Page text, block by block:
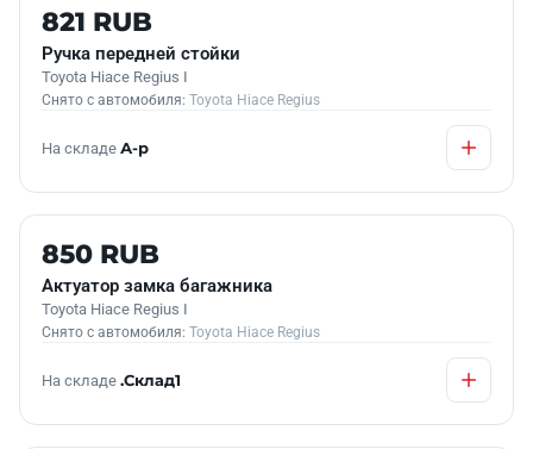
Б/У В НАЛИЧИИ
821 RUB
Ручка передней стойки
Toyota Hiace Regius I
Снято с автомобиля: Toyota Hiace Regius
На складе А-р
Б/У В НАЛИЧИИ
850 RUB
Актуатор замка багажника
Toyota Hiace Regius I
Снято с автомобиля: Toyota Hiace Regius
На складе .Склад1